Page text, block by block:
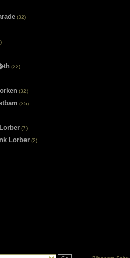
(32)
(22)
(32)
(35)
(7)
Lorber(2)